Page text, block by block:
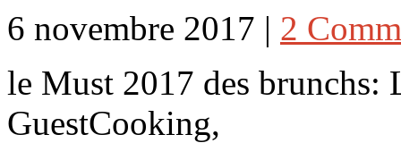
6 novembre 2017 | 2
le Must 2017 des
GuestCooking,